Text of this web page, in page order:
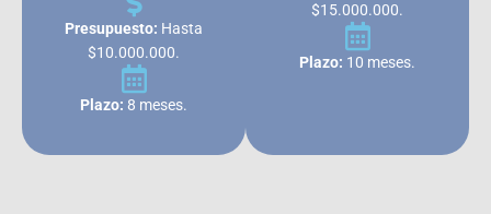
Presupuesto: Hasta
$10.000.000.
Plazo: 8 meses.
$15.000.000.
Plazo: 10 meses.